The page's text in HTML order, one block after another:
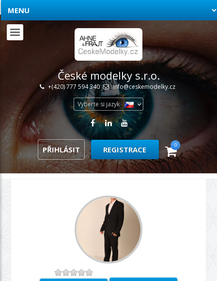
České modelky s.r.o.
+(420) 777 594 340 info@ceskemodelky.cz
Vyberte si jazyk
PŘIHLÁSIT REGISTRACE 0